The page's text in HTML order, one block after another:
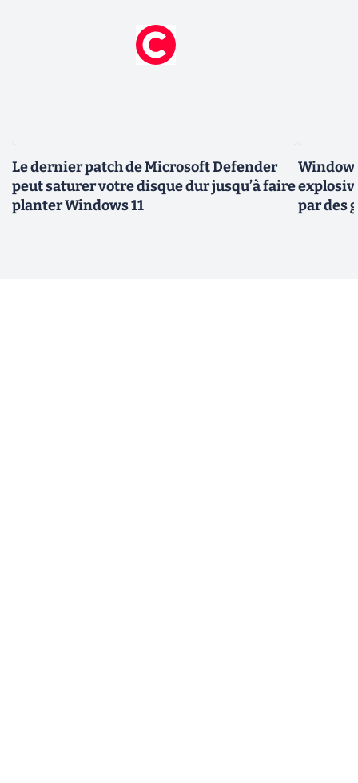
Le dernier patch de Microsoft Defender
peut saturer votre disque dur jusqu’à faire
planter Windows 11
par des